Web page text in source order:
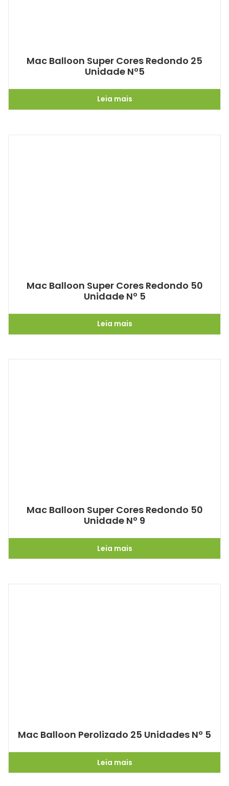
Mac Balloon Super Cores Redondo 25
Unidade Nº5
Leia mais
Mac Balloon Super Cores Redondo 50
Unidade Nº 5
Leia mais
Mac Balloon Super Cores Redondo 50
Unidade Nº 9
Leia mais
Mac Balloon Perolizado 25 Unidades Nº 5
Leia mais